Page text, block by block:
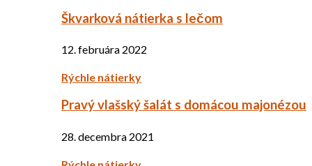
Škvarková nátierka s lečom
12. februára 2022
Rýchle nátierky
Pravý vlašský šalát s domácou majonézou
28. decembra 2021